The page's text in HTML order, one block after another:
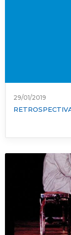
29/01/2019